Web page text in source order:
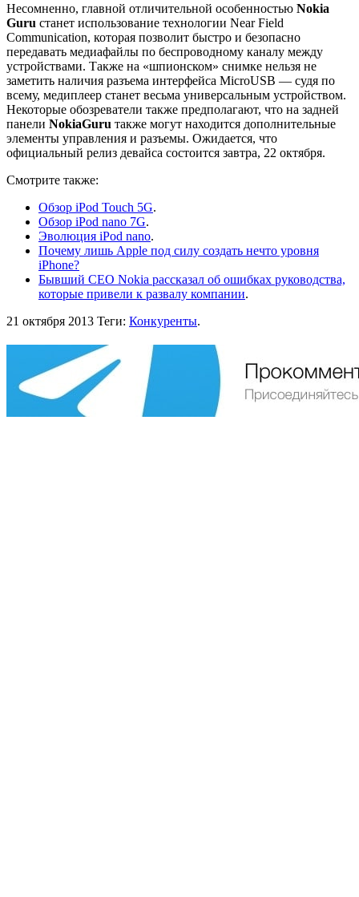
Несомненно, главной отличительной особенностью Nokia
Guru станет использование технологии Near Field
Communication, которая позволит быстро и безопасно
передавать медиафайлы по беспроводному каналу между
устройствами. Также на «шпионском» снимке нельзя не
заметить наличия разъема интерфейса MicroUSB — судя по
всему, медиплеер станет весьма универсальным устройством.
Некоторые обозреватели также предполагают, что на задней
панели NokiaGuru также могут находится дополнительные
элементы управления и разъемы. Ожидается, что
официальный релиз девайса состоится завтра, 22 октября.
Смотрите также:
Обзор iPod Touch 5G.
Обзор iPod nano 7G.
Эволюция iPod nano.
Почему лишь Apple под силу создать нечто уровня
iPhone?
Бывший CEO Nokia рассказал об ошибках руководства,
которые привели к развалу компании.
21 октября 2013 Теги: Конкуренты.